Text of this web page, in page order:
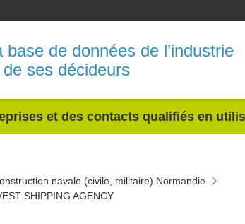
base de données de l’industrie
de ses décideurs
et des contacts qualifiés en
navale (civile, militaire) Normandie
SHIPPING AGENCY